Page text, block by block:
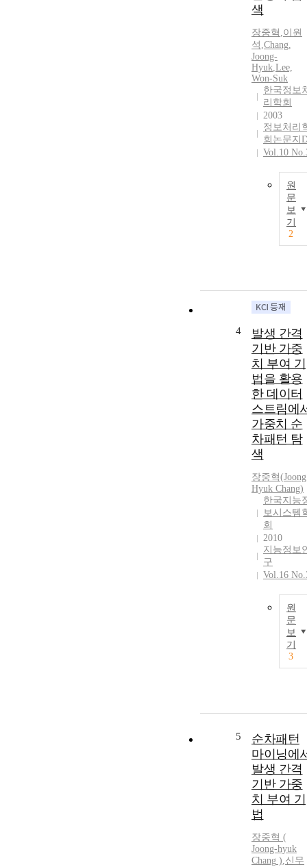
색
장중혁 ,이원
석 ,Chang,
Joong-
Hyuk,Lee,
Won-Suk
한국정보
리학회
2003
정보처리
회논문지
Vol.10
원
문
보
기
2
4
발생 간격
기반 가중
치 부여 기
법을 활용
한 데이터
스트림에
가중치 순
차패턴 탐
색
장중혁(Joong
Hyuk Chang)
한국지능
보시스템
회
2010
지능정보
구
Vol.16
원
문
보
기
3
5
순차패턴
마이닝에
발생 간격
기반 가중
치 부여 기
법
장중혁 (
Joong-hyuk
Chang ),신무